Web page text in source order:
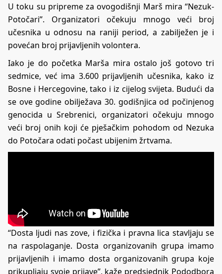
U toku su pripreme za ovogodišnji Marš mira “Nezuk-
Potočari”. Organizatori očekuju mnogo veći broj
učesnika u odnosu na raniji period, a zabilježen je i
povećan broj prijavljenih volontera.
Iako je do početka Marša mira ostalo još gotovo tri
sedmice, već ima 3.600 prijavljenih učesnika, kako iz
Bosne i Hercegovine, tako i iz cijelog svijeta. Budući da
se ove godine obilježava 30. godišnjica od počinjenog
genocida u Srebrenici, organizatori očekuju mnogo
veći broj onih koji će pješačkim pohodom od Nezuka
do Potočara odati počast ubijenim žrtvama.
“Dosta ljudi nas zove, i fizička i pravna lica stavljaju se
na raspolaganje. Dosta organizovanih grupa imamo
prijavljenih i imamo dosta organizovanih grupa koje
prikupljaju svoje prijave”, kaže predsjednik Pododbora